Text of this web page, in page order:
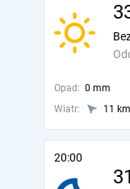
Opad: 0 mm
Wiatr:
11
20:00